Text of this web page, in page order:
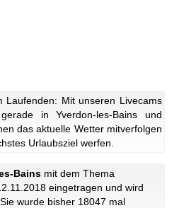
Laufenden: Mit unseren Livecams
in Yverdon-les-Bains und
das aktuelle Wetter mitverfolgen
Urlaubsziel werfen.
Bains mit dem Thema
eingetragen und wird
wurde bisher 18047 mal